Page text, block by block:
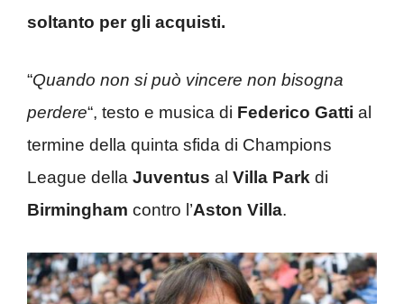
soltanto per gli acquisti.
“Quando non si può vincere non bisogna
perdere“, testo e musica di Federico Gatti al
termine della quinta sfida di Champions
League della Juventus al Villa Park di
Birmingham contro l’Aston Villa.